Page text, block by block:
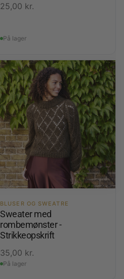
25,00 kr.
På lager
BLUSER OG SWEATRE
Sweater med
rombemønster -
Strikkeopskrift
35,00 kr.
På lager